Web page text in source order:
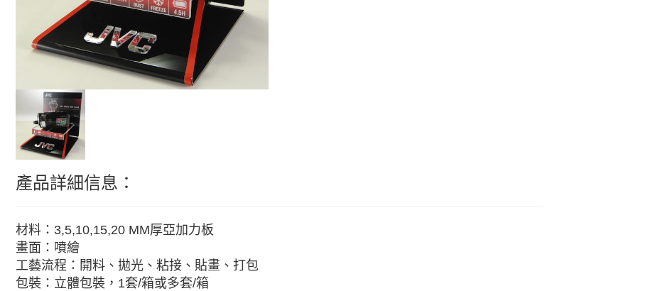
產品詳細信息：
材料：3,5,10,15,20 MM厚亞加力板
畫面：噴繪
工藝流程：開料、拋光、粘接、貼畫、打包
包裝：立體包裝，1套/箱或多套/箱